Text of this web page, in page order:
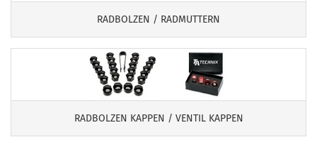
RADBOLZEN / RADMUTTERN
RADBOLZEN KAPPEN / VENTIL KAPPEN